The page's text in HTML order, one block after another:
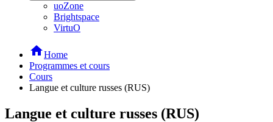
uoZone
Brightspace
VirtuO
homeHome
Programmes et cours
Cours
Langue et culture russes (RUS)
Langue et culture russes (RUS)